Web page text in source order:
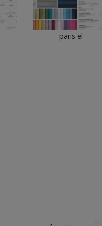
paris el